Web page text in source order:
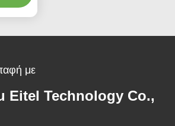
με
Eitel Technology Co.,